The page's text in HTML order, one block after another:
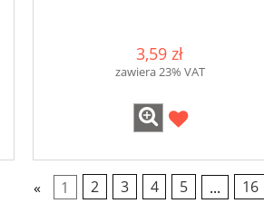
3,59 zł
zawiera 23% VAT
« 1 2 3 4 5 ... 16